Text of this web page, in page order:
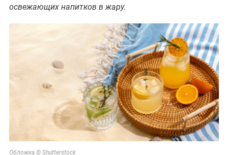
освежающих напитков в жару.
Обложка © Shutterstock